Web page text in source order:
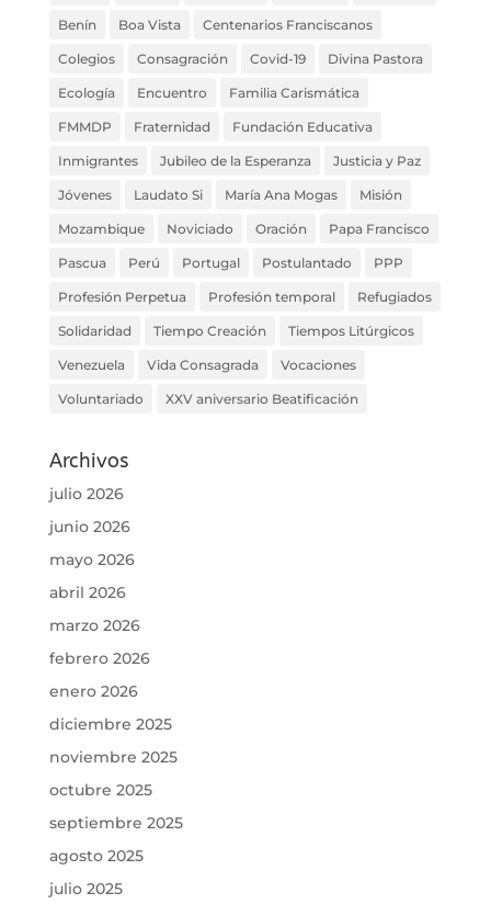
Benín Boa Vista Centenarios Franciscanos
Colegios Consagración Covid-19 Divina Pastora
Ecología Encuentro Familia Carismática
FMMDP Fraternidad Fundación Educativa
Inmigrantes Jubileo de la Esperanza Justicia y Paz
Jóvenes Laudato Si María Ana Mogas Misión
Mozambique Noviciado Oración Papa Francisco
Pascua Perú Portugal Postulantado PPP
Profesión Perpetua Profesión temporal Refugiados
Solidaridad Tiempo Creación Tiempos Litúrgicos
Venezuela Vida Consagrada Vocaciones
Voluntariado XXV aniversario Beatificación
Archivos
julio 2026
junio 2026
mayo 2026
abril 2026
marzo 2026
febrero 2026
enero 2026
diciembre 2025
noviembre 2025
octubre 2025
septiembre 2025
agosto 2025
julio 2025